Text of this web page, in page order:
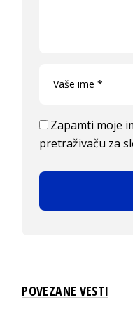
Zapamti moje
pretraživaču za
POVEZANE VESTI